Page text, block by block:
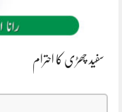
سفید چھڑی کا احترام